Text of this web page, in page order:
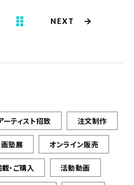
k
NEXT
ーティスト招致 注文制作
画塾展 オンライン販売
・ご購入 活動動画